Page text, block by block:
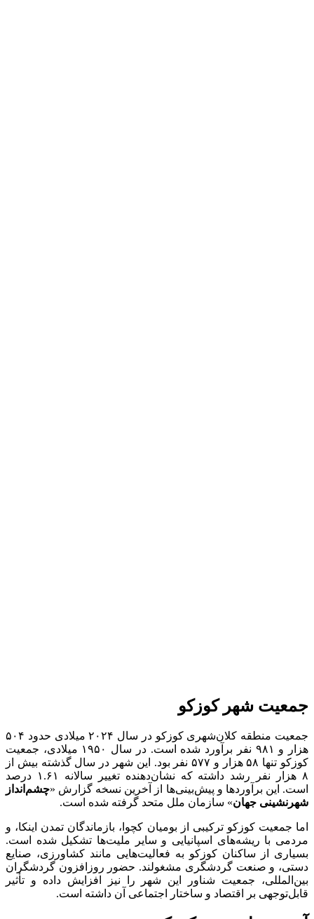
جمعیت شهر کوزکو
جمعیت منطقه کلان‌شهری کوزکو در سال ۲۰۲۴ میلادی حدود ۵۰۴
هزار و ۹۸۱ نفر برآورد شده است. در سال ۱۹۵۰ میلادی، جمعیت
کوزکو تنها ۵۸ هزار و ۵۷۷ نفر بود. این شهر در سال گذشته بیش از
۸ هزار نفر رشد داشته که نشان‌دهنده تغییر سالانه ۱.۶۱ درصد
است. این برآوردها و پیش‌بینی‌ها از آخرین نسخه گزارش «چشم‌انداز
شهرنشینی جهان» سازمان ملل متحد گرفته شده است.
اما جمعیت کوزکو ترکیبی از بومیان کچوا، بازماندگان تمدن اینکا، و
مردمی با ریشه‌های اسپانیایی و سایر ملیت‌ها تشکیل شده است.
بسیاری از ساکنان کوزکو به فعالیت‌هایی مانند کشاورزی، صنایع
دستی، و صنعت گردشگری مشغولند. حضور روزافزون گردشگران
بین‌المللی، جمعیت شناور این شهر را نیز افزایش داده و تأثیر
قابل‌توجهی بر اقتصاد و ساختار اجتماعی آن داشته است.